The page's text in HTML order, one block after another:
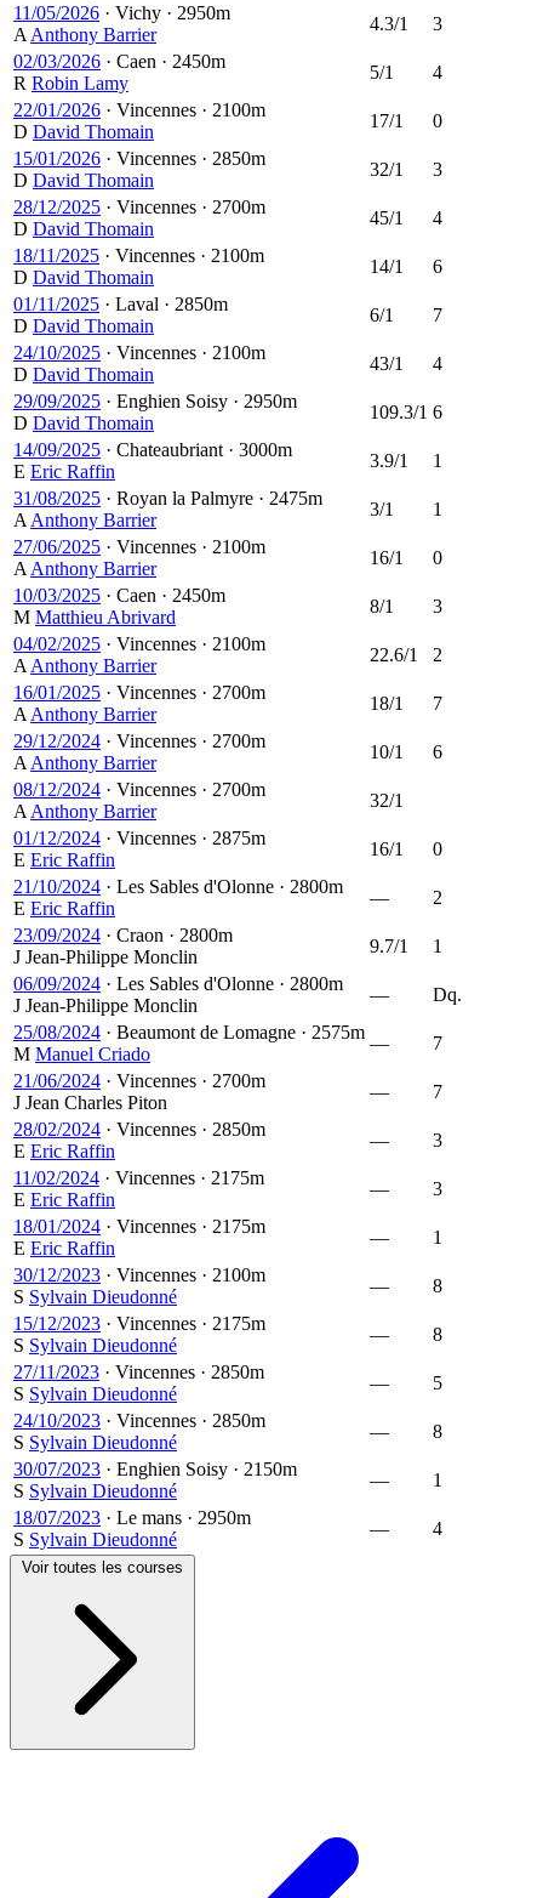
11/05/2026 · Vichy · 2950m
A Anthony Barrier
4.3/1
3
02/03/2026 · Caen · 2450m
R Robin Lamy
5/1
4
22/01/2026 · Vincennes · 2100m
D David Thomain
17/1
0
15/01/2026 · Vincennes · 2850m
D David Thomain
32/1
3
28/12/2025 · Vincennes · 2700m
D David Thomain
45/1
4
18/11/2025 · Vincennes · 2100m
D David Thomain
14/1
6
01/11/2025 · Laval · 2850m
D David Thomain
6/1
7
24/10/2025 · Vincennes · 2100m
D David Thomain
43/1
4
29/09/2025 · Enghien Soisy · 2950m
D David Thomain
109.3/1 6
14/09/2025 · Chateaubriant · 3000m
E Eric Raffin
3.9/1
1
31/08/2025 · Royan la Palmyre · 2475m
A Anthony Barrier
3/1
1
27/06/2025 · Vincennes · 2100m
A Anthony Barrier
16/1
0
10/03/2025 · Caen · 2450m
M Matthieu Abrivard
8/1
3
04/02/2025 · Vincennes · 2100m
A Anthony Barrier
22.6/1
2
16/01/2025 · Vincennes · 2700m
A Anthony Barrier
18/1
7
29/12/2024 · Vincennes · 2700m
A Anthony Barrier
10/1
6
08/12/2024 · Vincennes · 2700m
A Anthony Barrier
32/1
01/12/2024 · Vincennes · 2875m
E Eric Raffin
16/1
0
21/10/2024 · Les Sables d'Olonne · 2800m
E Eric Raffin
—
2
23/09/2024 · Craon · 2800m
J Jean-Philippe Monclin
9.7/1
1
06/09/2024 · Les Sables d'Olonne · 2800m
J Jean-Philippe Monclin
—
Dq.
25/08/2024 · Beaumont de Lomagne · 2575m
M Manuel Criado
—
7
21/06/2024 · Vincennes · 2700m
J Jean Charles Piton
—
7
28/02/2024 · Vincennes · 2850m
E Eric Raffin
—
3
11/02/2024 · Vincennes · 2175m
E Eric Raffin
—
3
18/01/2024 · Vincennes · 2175m
E Eric Raffin
—
1
30/12/2023 · Vincennes · 2100m
S Sylvain Dieudonné
—
8
15/12/2023 · Vincennes · 2175m
S Sylvain Dieudonné
—
8
27/11/2023 · Vincennes · 2850m
S Sylvain Dieudonné
—
5
24/10/2023 · Vincennes · 2850m
S Sylvain Dieudonné
—
8
30/07/2023 · Enghien Soisy · 2150m
S Sylvain Dieudonné
—
1
18/07/2023 · Le mans · 2950m
S Sylvain Dieudonné
— 4
Voir toutes les courses